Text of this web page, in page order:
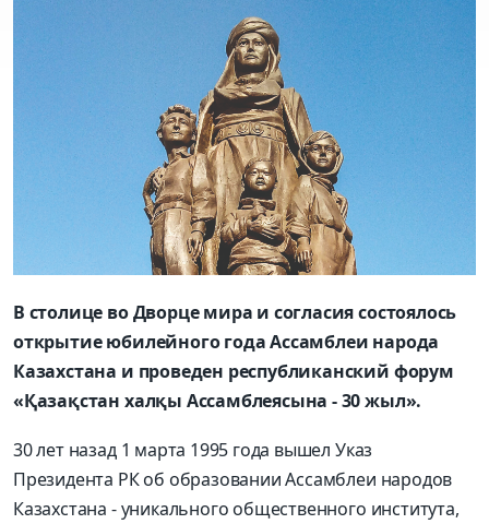
В столице во Дворце мира и согласия состоялось
открытие юбилейного года Ассамблеи народа
Казахстана и проведен республиканский форум
«Қазақстан халқы Ассамблеясына - 30 жыл».
30 лет назад 1 марта 1995 года вышел Указ
Президента РК об образовании Ассамблеи народов
Казахстана - уникального общественного института,